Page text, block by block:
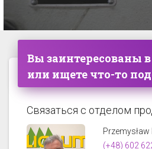
Вы заинтересованы
или ищете что-то
Связаться с отделом
(+48) 602